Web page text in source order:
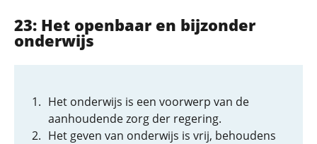
23: Het openbaar en bijzonder
onderwijs
Het onderwijs is een voorwerp van de
aanhoudende zorg der regering.
Het geven van onderwijs is vrij, behoudens